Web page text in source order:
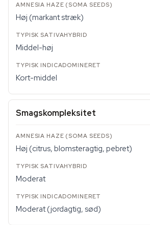
Høj (markant stræk)
Middel-høj
Kort-middel
Smagskompleksitet
Høj (citrus, blomsteragtig, pebret)
Moderat
Moderat (jordagtig, sød)